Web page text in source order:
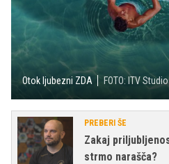
Otok ljubezni ZDA FOTO: ITV
PREBERI ŠE
Zakaj
strmo narašča?